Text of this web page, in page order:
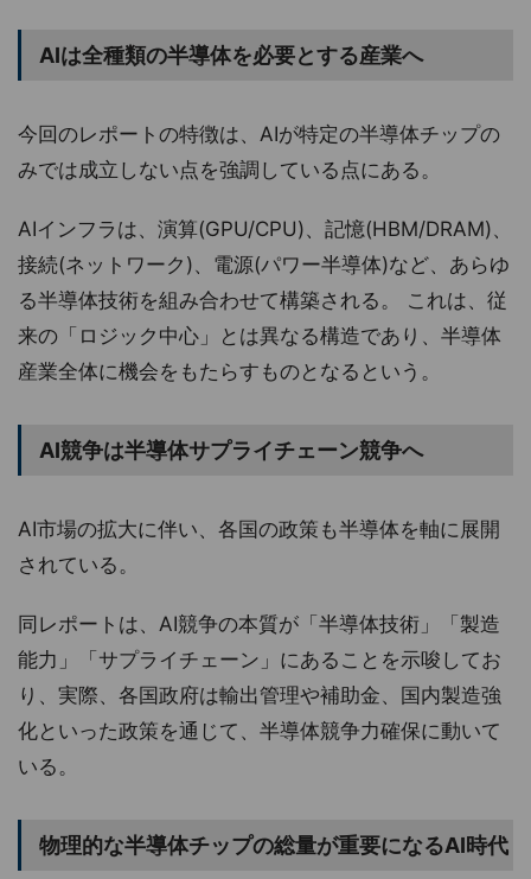
AIは全種類の半導体を必要とする産業へ
今回のレポートの特徴は、AIが特定の半導体チップの
みでは成立しない点を強調している点にある。
AIインフラは、演算(GPU/CPU)、記憶(HBM/DRAM)、
接続(ネットワーク)、電源(パワー半導体)など、あらゆ
る半導体技術を組み合わせて構築される。 これは、従
来の「ロジック中心」とは異なる構造であり、半導体
産業全体に機会をもたらすものとなるという。
AI競争は半導体サプライチェーン競争へ
AI市場の拡大に伴い、各国の政策も半導体を軸に展開
されている。
同レポートは、AI競争の本質が「半導体技術」「製造
能力」「サプライチェーン」にあることを示唆してお
り、実際、各国政府は輸出管理や補助金、国内製造強
化といった政策を通じて、半導体競争力確保に動いて
いる。
物理的な半導体チップの総量が重要になるAI時代